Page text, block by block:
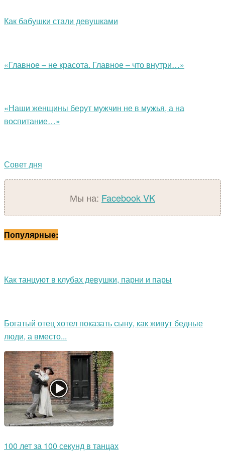
Как бабушки стали девушками
«Главное – не красота. Главное – что внутри…»
«Наши женщины берут мужчин не в мужья, а на
воспитание…»
Совет дня
Мы на: FacebookVK
Популярные:
Как танцуют в клубах девушки, парни и пары
Богатый отец хотел показать сыну, как живут бедные
люди, а вместо...
100 лет за 100 секунд в танцах